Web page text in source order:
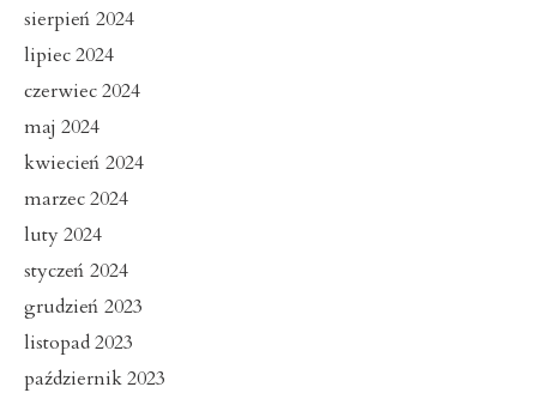
sierpień 2024
lipiec 2024
czerwiec 2024
maj 2024
kwiecień 2024
marzec 2024
luty 2024
styczeń 2024
grudzień 2023
listopad 2023
październik 2023